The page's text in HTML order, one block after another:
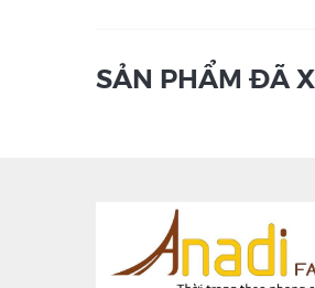
SẢN PHẨM ĐÃ